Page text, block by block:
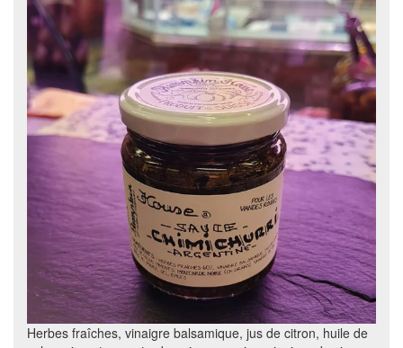
Herbes fraîches, vinaigre balsamique, jus de citron, huile de